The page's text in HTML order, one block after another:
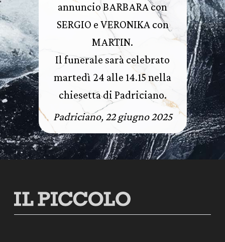
annuncio BARBARA con
SERGIO e VERONIKA con
MARTIN.
Il funerale sarà celebrato
martedì 24 alle 14.15 nella
chiesetta di Padriciano.
Padriciano, 22 giugno 2025